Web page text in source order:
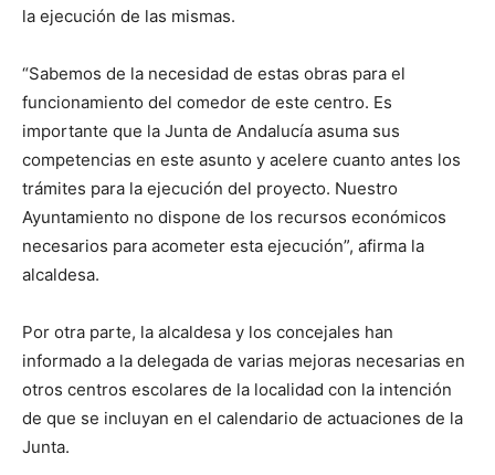
la ejecución de las mismas.
“Sabemos de la necesidad de estas obras para el
funcionamiento del comedor de este centro. Es
importante que la Junta de Andalucía asuma sus
competencias en este asunto y acelere cuanto antes los
trámites para la ejecución del proyecto. Nuestro
Ayuntamiento no dispone de los recursos económicos
necesarios para acometer esta ejecución”, afirma la
alcaldesa.
Por otra parte, la alcaldesa y los concejales han
informado a la delegada de varias mejoras necesarias en
otros centros escolares de la localidad con la intención
de que se incluyan en el calendario de actuaciones de la
Junta.